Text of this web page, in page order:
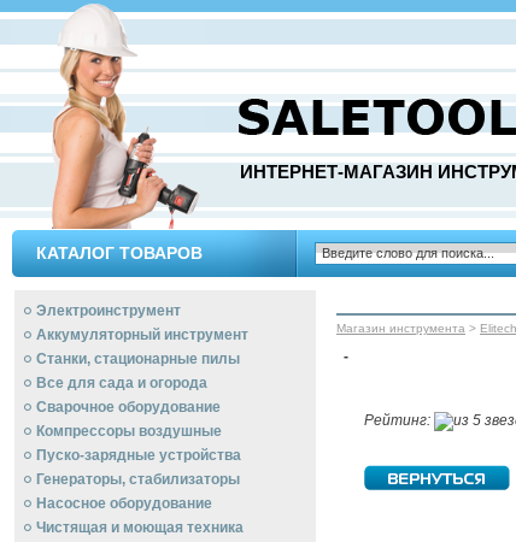
ИНТЕРНЕТ-МАГАЗИН
КАТАЛОГ ТОВАРОВ
Электроинструмент
Аккумуляторный инструмент
Станки, стационарные пилы
Все для сада и огорода
Сварочное оборудование
Компрессоры воздушные
Пуско-зарядные устройства
Генераторы, стабилизаторы
Насосное оборудование
Чистящая и моющая техника
Магазин инструмента >
-
Рейтинг: